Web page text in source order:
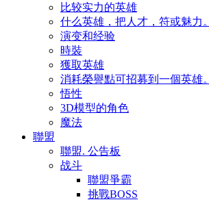
比较实力的英雄
什么英雄，把人才，符或魅力。
演变和经验
時裝
獲取英雄
消耗榮譽點可招募到一個英雄。
悟性
3D模型的角色
魔法
聯盟
聯盟. 公告板
战斗
聯盟爭霸
挑戰BOSS